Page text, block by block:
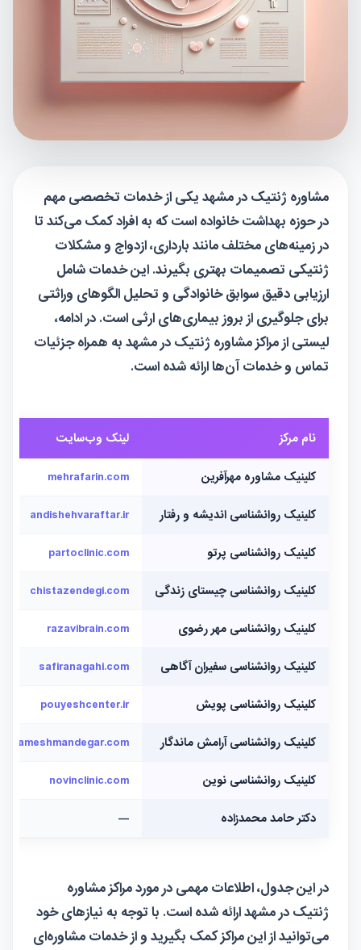
مشاوره ژنتیک در مشهد یکی از خدمات تخصصی مهم
در حوزه بهداشت خانواده است که به افراد کمک می‌کند تا
در زمینه‌های مختلف مانند بارداری، ازدواج و مشکلات
ژنتیکی تصمیمات بهتری بگیرند. این خدمات شامل
ارزیابی دقیق سوابق خانوادگی و تحلیل الگوهای وراثتی
برای جلوگیری از بروز بیماری‌های ارثی است. در ادامه،
لیستی از مراکز مشاوره ژنتیک در مشهد به همراه جزئیات
تماس و خدمات آن‌ها ارائه شده است.
نام مرکز لینک وب‌سایت
کلینیک مشاوره مهرآفرین mehrafarin.com
کلینیک روانشناسی اندیشه و رفتار andishehvaraftar.ir
کلینیک روانشناسی پرتو partoclinic.com
کلینیک روانشناسی چیستای زندگی chistazendegi.com
کلینیک روانشناسی مهر رضوی razavibrain.com
کلینیک روانشناسی سفیران آگاهی safiranagahi.com
کلینیک روانشناسی پویش pouyeshcenter.ir
کلینیک روانشناسی آرامش ماندگار arameshmandegar.com
کلینیک روانشناسی نوین novinclinic.com
دکتر حامد محمدزاده —
در این جدول، اطلاعات مهمی در مورد مراکز مشاوره
ژنتیک در مشهد ارائه شده است. با توجه به نیازهای خود
می‌توانید از این مراکز کمک بگیرید و از خدمات مشاوره‌ای